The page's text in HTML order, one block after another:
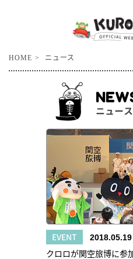
HOME ニュース
ニュース
EVENT 2018.05.19
クロロが関空旅博に参